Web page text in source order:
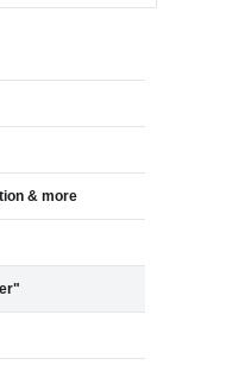
& more